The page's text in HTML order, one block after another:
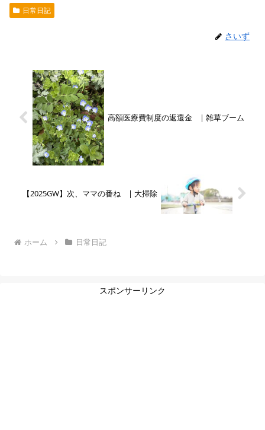
日常日記
さいず
高額医療費制度の返還金 | 雑草ブーム
【2025GW】次、ママの番ね | 大掃除
ホーム 日常日記
スポンサーリンク